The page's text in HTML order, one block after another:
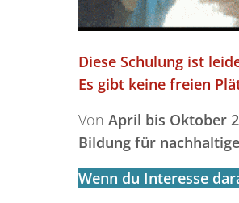
Diese Schulung ist
Es gibt keine freien
Von April bis Oktober
Bildung für
Wenn du Interesse